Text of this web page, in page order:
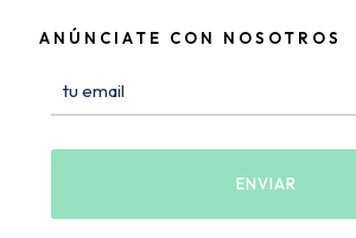
ANÚNCIATE CON NOSOTROS